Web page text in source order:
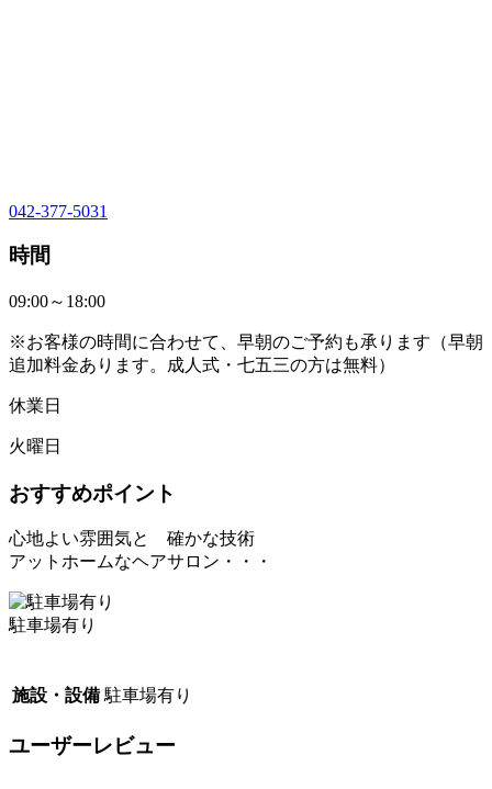
042-377-5031
時間
09:00～18:00
※お客様の時間に合わせて、早朝のご予約も承ります（早朝
追加料金あります。成人式・七五三の方は無料）
休業日
火曜日
おすすめポイント
心地よい雰囲気と 確かな技術
アットホームなヘアサロン・・・
駐車場有り
施設・設備 駐車場有り
ユーザーレビュー